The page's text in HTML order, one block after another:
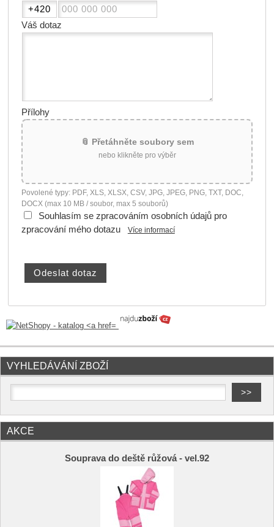
Váš dotaz
Přílohy
📎 Přetáhněte soubory sem
nebo klikněte pro výběr
Povolené typy: PDF, XLS, XLSX, CSV, JPG, JPEG, PNG, TXT, DOC,
DOCX (max 10 MB / soubor, max 5 souborů)
Souhlasím se zpracováním osobních údajů pro
zpracování mého dotazu
Více informací
VYHLEDÁVÁNÍ ZBOŽÍ
AKCE
Souprava do deště růžová - vel.92